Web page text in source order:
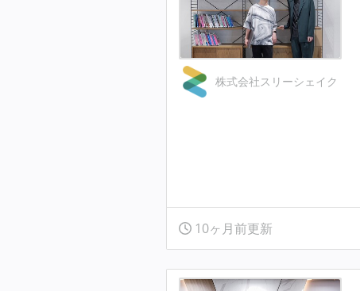
株式会社スリーシェイク
10ヶ月前更新